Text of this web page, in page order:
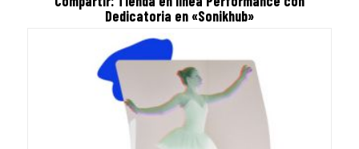
Dedicatoria en «Sonikhub»